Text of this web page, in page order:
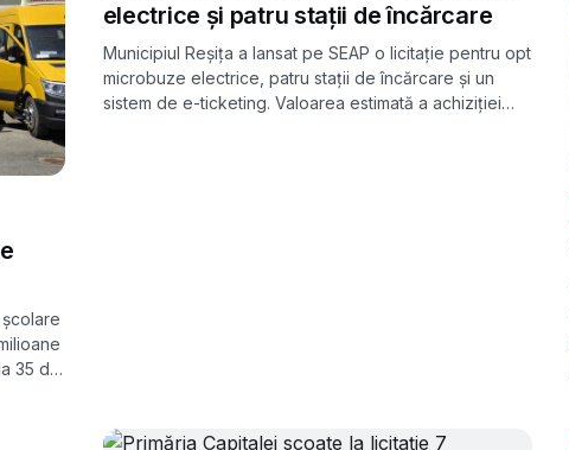
35 de
electrice și patru stații de încărcare
Municipiul Reșița a lansat pe SEAP o licitație pentru opt
microbuze electrice, patru stații de încărcare și un
sistem de e-ticketing. Valoarea estimată a achiziției